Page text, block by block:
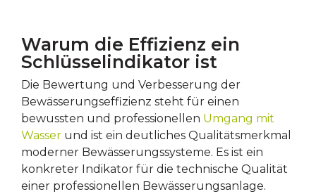
Warum die Effizienz ein
Schlüsselindikator ist
Die Bewertung und Verbesserung der
Bewässerungseffizienz steht für einen
bewussten und professionellen Umgang mit
Wasser und ist ein deutliches Qualitätsmerkmal
moderner Bewässerungssysteme. Es ist ein
konkreter Indikator für die technische Qualität
einer professionellen Bewässerungsanlage.